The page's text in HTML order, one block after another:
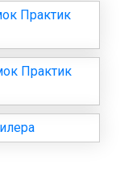
Практик
Практик